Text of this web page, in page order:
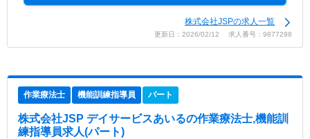
株式会社JSPの求人一覧
更新日：2026/02/12 求人番号：9877298
作業療法士 機能訓練指導員 パート
株式会社JSP デイサービスあいるの作業療法士,機能訓
練指導員求人(パート)